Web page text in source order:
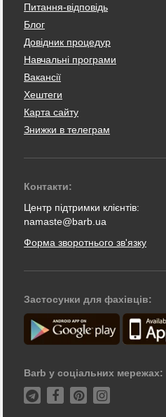
Питання-відповідь
Блог
Довідник процедур
Навчальні програми
Вакансії
Хештеги
Карта сайту
Знижки в телеграм
Контакти:
Центр підтримки клієнтів:
namaste@barb.ua
Форма зворотнього зв'язку
Застосунки для фахівців:
Barb у соціальних мережах: